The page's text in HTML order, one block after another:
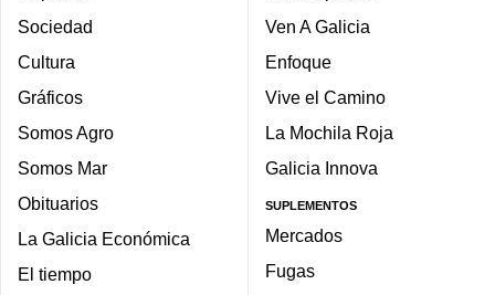
Sociedad
Cultura
Gráficos
Somos Agro
Somos Mar
Obituarios
La Galicia Económica
El tiempo
Ven A Galicia
Enfoque
Vive el Camino
La Mochila Roja
Galicia Innova
SUPLEMENTOS
Mercados
Fugas